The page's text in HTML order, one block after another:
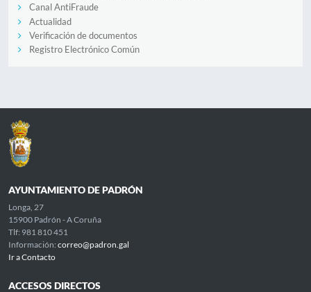
Canal AntiFraude
Actualidad
Verificación de documentos
Registro Electrónico Común
AYUNTAMIENTO DE PADRÓN
Longa, 27
15900 Padrón - A Coruña
Tlf: 981 810 451
Información: correo@padron.gal
Ir a Contacto
ACCESOS DIRECTOS